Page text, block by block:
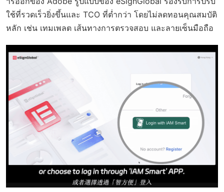
ใช้ที่รวดเร็วยิ่งขึ้นและ TCO ที่ต่ำกว่า โดยไม่ลดทอนคุณสมบัติ
หลัก เช่น เทมเพลต เส้นทางการตรวจสอบ และลายเซ็นมือถือ